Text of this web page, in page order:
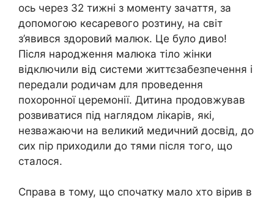
ось через 32 тижні з моменту зачаття, за
допомогою кесаревого розтину, на світ
з’явився здоровий малюк. Це було диво!
Після народження малюка тіло жінки
відключили від системи життєзабезпечення і
передали родичам для проведення
похоронної церемонії. Дитина продовжував
розвиватися під наглядом лікарів, які,
незважаючи на великий медичний досвід, до
сих пір приходили до тями після того, що
сталося.
Справа в тому, що спочатку мало хто вірив в